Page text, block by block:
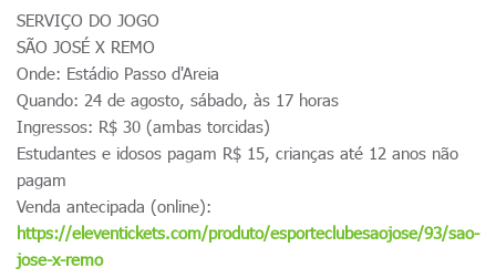
SERVIÇO DO JOGO
SÃO JOSÉ X REMO
Onde: Estádio Passo d'Areia
Quando: 24 de agosto, sábado, às 17 horas
Ingressos: R$ 30 (ambas torcidas)
Estudantes e idosos pagam R$ 15, crianças até 12 anos não
pagam
Venda antecipada (online):
https://eleventickets.com/produto/esporteclubesaojose/93/sao-
jose-x-remo